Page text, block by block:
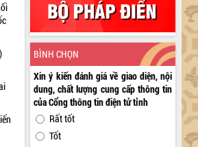
BÌNH CHỌN
Xin ý kiến đánh giá về giao diện, nội
dung, chất lượng cung cấp thông tin
của Cổng thông tin điện tử tỉnh
Rất tốt
Tốt